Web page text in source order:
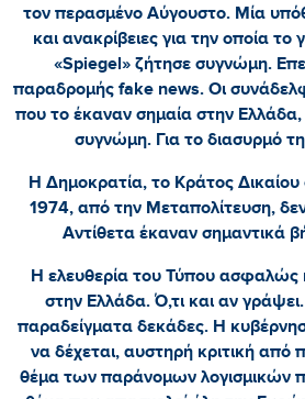
τον περασμένο Αύγουστο. Μία
και ανακρίβειες για την οποία το
«Spiegel» ζήτησε συγνώμη.
παραδρομής fake news. Οι
που το έκαναν σημαία στην
συγνώμη. Για το διασυρμό
Η Δημοκρατία, το Κράτος
1974, από την Μεταπολίτευση,
Αντίθετα έκαναν σημαντικά
Η ελευθερία του Τύπου ασφαλώς
στην Ελλάδα. Ό,τι και αν
παραδείγματα δεκάδες. Η
να δέχεται, αυστηρή κριτική από
θέμα των παράνομων λογισμικών